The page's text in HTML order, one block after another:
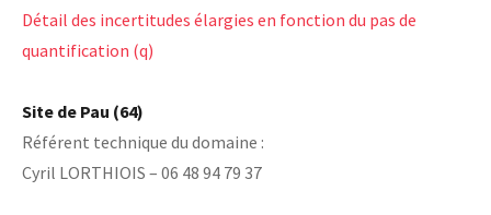
Détail des incertitudes élargies en fonction du pas de
quantification (q)
Site de Pau (64)
Référent technique du domaine :
Cyril LORTHIOIS – 06 48 94 79 37